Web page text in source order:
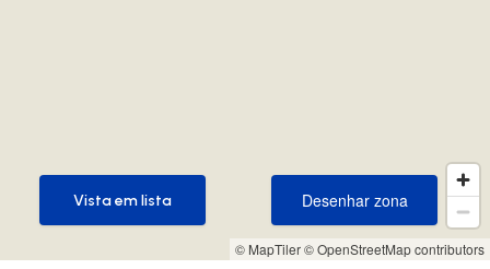
© MapTiler© OpenStreetMap contributors
Desenhar zona
Desenhar zona
Vista em lista
Vista em lista